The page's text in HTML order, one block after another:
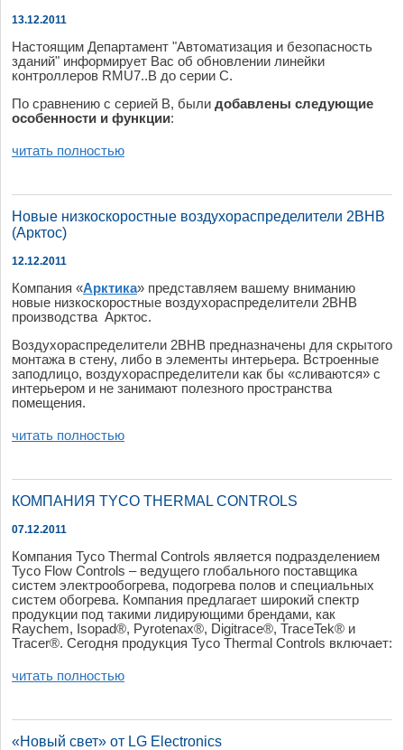
13.12.2011
Настоящим Департамент "Автоматизация и безопасность
зданий" информирует Вас об обновлении линейки
контроллеров RMU7..B до серии С.
По сравнению с серией B, были добавлены следующие
особенности и функции:
читать полностью
Новые низкоскоростные воздухораспределители 2ВНВ
(Арктос)
12.12.2011
Компания «Арктика» представляем вашему вниманию
новые низкоскоростные воздухораспределители 2ВНВ
производства Арктос.
Воздухораспределители 2ВНВ предназначены для скрытого
монтажа в стену, либо в элементы интерьера. Встроенные
заподлицо, воздухораспределители как бы «сливаются» с
интерьером и не занимают полезного пространства
помещения.
читать полностью
КОМПАНИЯ TYCO THERMAL CONTROLS
07.12.2011
Компания Tyco Thermal Controls является подразделением
Tyco Flow Controls – ведущего глобального поставщика
систем электрообогрева, подогрева полов и специальных
систем обогрева. Компания предлагает широкий спектр
продукции под такими лидирующими брендами, как
Raychem, Isopad®, Pyrotenax®, Digitrace®, TraceTek® и
Tracer®. Сегодня продукция Tyco Thermal Controls включает:
читать полностью
«Новый свет» от LG Electronics